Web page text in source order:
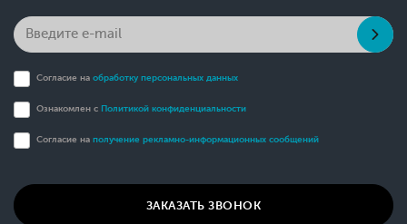
Согласие на обработку персональных данных
Ознакомлен с Политикой конфиденциальности
Согласие на получение рекламно-информационных сообщений
ЗАКАЗАТЬ ЗВОНОК